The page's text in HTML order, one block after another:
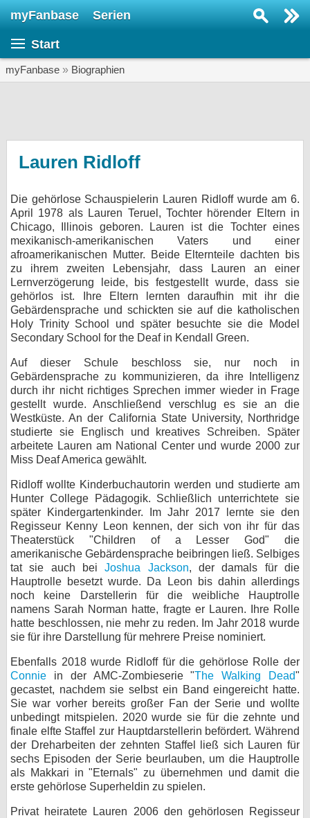
myFanbase Serien
Start
myFanbase » Biographien
Lauren Ridloff
Die gehörlose Schauspielerin Lauren Ridloff wurde am 6.
April 1978 als Lauren Teruel, Tochter hörender Eltern in
Chicago, Illinois geboren. Lauren ist die Tochter eines
mexikanisch-amerikanischen Vaters und einer
afroamerikanischen Mutter. Beide Elternteile dachten bis
zu ihrem zweiten Lebensjahr, dass Lauren an einer
Lernverzögerung leide, bis festgestellt wurde, dass sie
gehörlos ist. Ihre Eltern lernten daraufhin mit ihr die
Gebärdensprache und schickten sie auf die katholischen
Holy Trinity School und später besuchte sie die Model
Secondary School for the Deaf in Kendall Green.
Auf dieser Schule beschloss sie, nur noch in
Gebärdensprache zu kommunizieren, da ihre Intelligenz
durch ihr nicht richtiges Sprechen immer wieder in Frage
gestellt wurde. Anschließend verschlug es sie an die
Westküste. An der California State University, Northridge
studierte sie Englisch und kreatives Schreiben. Später
arbeitete Lauren am National Center und wurde 2000 zur
Miss Deaf America gewählt.
Ridloff wollte Kinderbuchautorin werden und studierte am
Hunter College Pädagogik. Schließlich unterrichtete sie
später Kindergartenkinder. Im Jahr 2017 lernte sie den
Regisseur Kenny Leon kennen, der sich von ihr für das
Theaterstück "Children of a Lesser God" die
amerikanische Gebärdensprache beibringen ließ. Selbiges
tat sie auch beiJoshua Jackson, der damals für die
Hauptrolle besetzt wurde. Da Leon bis dahin allerdings
noch keine Darstellerin für die weibliche Hauptrolle
namens Sarah Norman hatte, fragte er Lauren. Ihre Rolle
hatte beschlossen, nie mehr zu reden. Im Jahr 2018 wurde
sie für ihre Darstellung für mehrere Preise nominiert.
Ebenfalls 2018 wurde Ridloff für die gehörlose Rolle der
Connie in der AMC-Zombieserie "The Walking Dead"
gecastet, nachdem sie selbst ein Band eingereicht hatte.
Sie war vorher bereits großer Fan der Serie und wollte
unbedingt mitspielen. 2020 wurde sie für die zehnte und
finale elfte Staffel zur Hauptdarstellerin befördert. Während
der Dreharbeiten der zehnten Staffel ließ sich Lauren für
sechs Episoden der Serie beurlauben, um die Hauptrolle
als Makkari in "Eternals" zu übernehmen und damit die
erste gehörlose Superheldin zu spielen.
Privat heiratete Lauren 2006 den gehörlosen Regisseur
KULTUR
Specials
SERVICE
Gewinnspiele
Forum
bei X
bei Facebook
Kontakt
Nutzungsbedingungen
Datenschutz
Cookie-Einstellungen
Impressum
Desktop-Ansicht
myFanbase